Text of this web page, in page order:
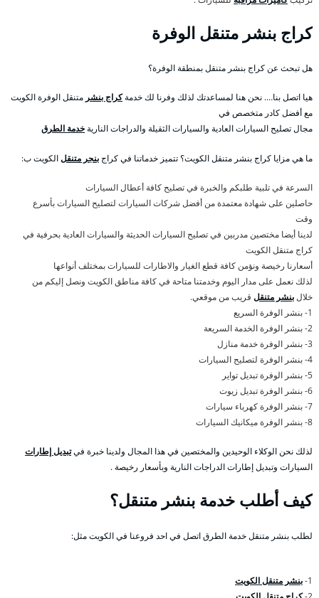
كراج بنشر متنقل الوفرة
هل تبحث عن كراج بنشر متنقل بمنطقة الوفرة؟
هيا اتصل بنا…. نحن هنا لمساعدتك لذلك وفرنا لك خدمةكراج بنشر متنقل الوفرة الكويت
مع أفضل كادر متخصص في
مجال تصليح السيارات العادية والسيارات الثقيلة والدراجات الناريةخدمة الطرق
ما هي مزايا كراج بنشر متنقل الكويت؟ تتميز خدماتنا في كراج بنجر متنقلالكويت ب:
السرعة في تلبية طلبكم والخبرة في تصليح كافة أعطال السيارات
حاصلين على شهادة معتمدة من أفضل شركات السيارات لتصليح السيارات بأسرع
وقت
لدينا أيضا مختصين مدربين في تصليح السيارات الحديثة والسيارات العادية بحرفية في
كراج متنقل الكويت
أسعارنا رخيصة ونؤمن كافة قطع الغيار والاطارات للسيارات بمختلف أنواعها
لذلك نعمل على مدار اليوم وخدمتنا متاحة في كافة مناطق الكويت ونصل إليكم من
خلالبنشر متنقل قريب من موقعي.
1- بنشر الوفرة السريع
2- بنشر الوفرة الخدمة السريعة
3- بنشر الوفرة خدمة منازل
4- بنشر الوفرة لتصليح السيارات
5- بنشر الوفرة تبديل تواير
6- بنشر الوفرة تبديل زيوت
7- بنشر الوفرة كهرباء سيارات
8- بنشر الوفرة ميكانيك السيارات
لذلك نحن الوكلاء الوحيدين والمختصين في هذا المجال ولدينا خبرة فيتبديل إطارات
السيارات وتبديل إطارات الدراجات النارية وبأسعار رخيصة .
كيف أطلب خدمة بنشر متنقل؟
لطلب بنشر متنقل خدمة الطرق اتصل في احد فروعنا في الكويت مثل:
1- بنشر متنقل الكويت